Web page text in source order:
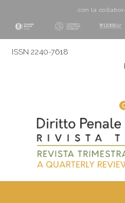
con la
ISSN 2240-7618